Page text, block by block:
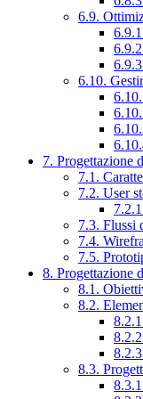
6.9.
6.10.
7. Progettazione
7.1.
7.2. User
7.3. Flussi
7.4.
7.5.
8. Progettazione
8.1.
8.2.
8.3.